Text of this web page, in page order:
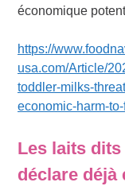
économique
https://
usa.com/Article/
toddler-milks-
economic-harm-
Les laits dits
déclare déjà